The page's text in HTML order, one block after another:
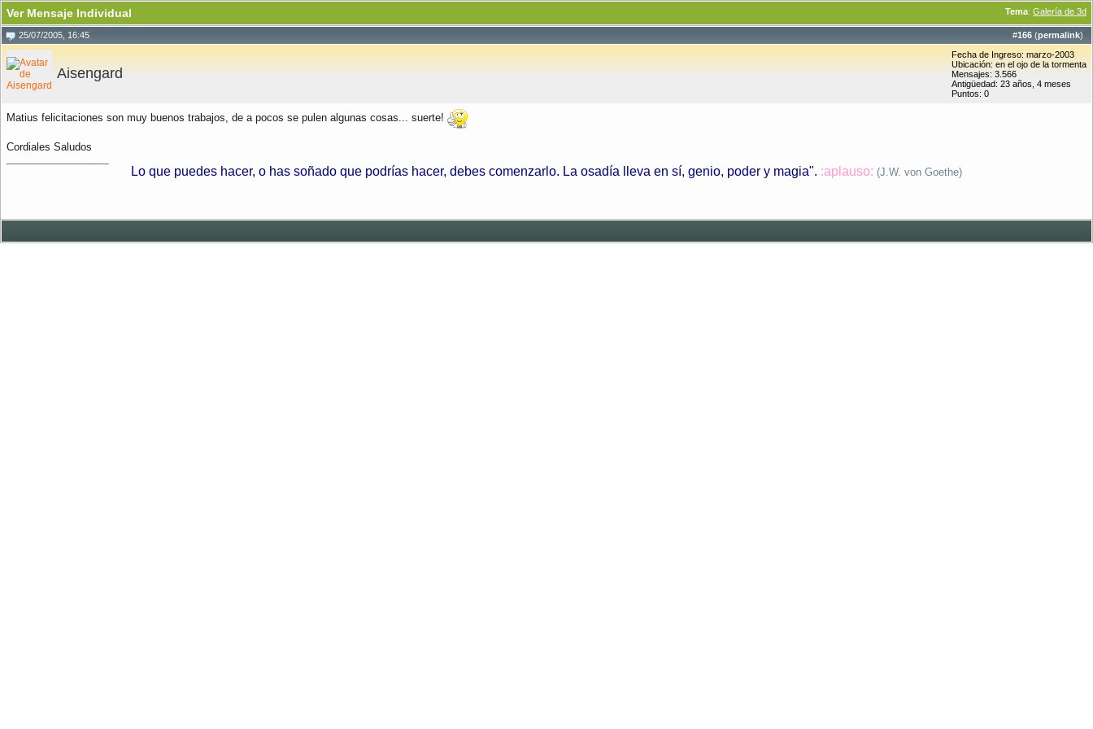
Tema: Galería de 3d
Ver Mensaje Individual
#166 (permalink)
25/07/2005, 16:45
Aisengard
Fecha de Ingreso: marzo-2003
Ubicación: en el ojo de la tormenta
Mensajes: 3.566
Antigüedad: 23 años, 4 meses
Puntos: 0
Matius felicitaciones son muy buenos trabajos, de a pocos se pulen algunas cosas... suerte!
Cordiales Saludos
Lo que puedes hacer, o has soñado que podrías hacer, debes comenzarlo. La osadía lleva en sí, genio, poder y magia". :aplauso: (J.W. von Goethe)